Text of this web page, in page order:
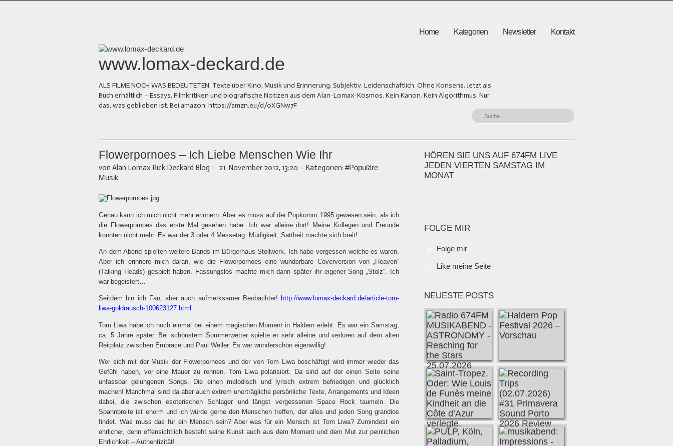
Home Kategorien Newsletter Kontakt
www.lomax-deckard.de
ALS FILME NOCH WAS BEDEUTETEN. Texte über Kino, Musik und Erinnerung. Subjektiv. Leidenschaftlich. Ohne Konsens. Jetzt als
Buch erhältlich – Essays, Filmkritiken und biografische Notizen aus dem Alan-Lomax-Kosmos. Kein Kanon. Kein Algorithmus. Nur
das, was geblieben ist. Bei amazon: https://amzn.eu/d/0XGNw7F
Flowerpornoes – Ich Liebe Menschen Wie Ihr
von Alan Lomax Rick Deckard Blog - 21. November 2012, 13:20 - Kategorien: #Populäre
Musik
Genau kann ich mich nicht mehr erinnern. Aber es muss auf der Popkomm 1995 gewesen sein, als ich
die Flowerpornoes das erste Mal gesehen habe. Ich war alleine dort! Meine Kollegen und Freunde
konnten nicht mehr. Es war der 3 oder 4 Messetag. Müdigkeit, Sattheit machte sich breit!
An dem Abend spielten weitere Bands im Bürgerhaus Stollwerk. Ich habe vergessen welche es waren.
Aber ich erinnere mich daran, wie die Flowerpornoes eine wunderbare Coverversion von „Heaven“
(Talking Heads) gespielt haben. Fassungslos machte mich dann später ihr eigener Song „Stolz“. Ich
war begeistert…
Seitdem bin ich Fan, aber auch aufmerksamer Beobachter! http://www.lomax-deckard.de/article-tom-
liwa-goldrausch-100623127.html
Tom Liwa habe ich noch einmal bei einem magischen Moment in Haldern erlebt. Es war ein Samstag,
ca. 5 Jahre später. Bei schönstem Sommerwetter spielte er sehr alleine und verloren auf dem alten
Reitplatz zwischen Embrace und Paul Weller. Es war wunderschön eigenwillig!
Wer sich mit der Musik der Flowerpornoes und der von Tom Liwa beschäftigt wird immer wieder das
Gefühl haben, vor eine Mauer zu rennen. Tom Liwa polarisiert. Da sind auf der einen Seite seine
unfassbar gelungenen Songs. Die einen melodisch und lyrisch extrem befriedigen und glücklich
machen! Manchmal sind da aber auch extrem unerträgliche persönliche Texte, Arrangements und Ideen
dabei, die zwischen esoterischen Schlager und längst vergessenen Space Rock taumeln. Die
Spannbreite ist enorm und ich würde gerne den Menschen treffen, der alles und jeden Song grandios
findet. Was muss das für ein Mensch sein? Aber was für ein Mensch ist Tom Liwa? Zumindest ein
ehrlicher, denn offensichtlich besteht seine Kunst auch aus dem Moment und dem Mut zur peinlichen
Ehrlichkeit – Authentizität!
HÖREN SIE UNS AUF 674FM LIVE
JEDEN VIERTEN SAMSTAG IM
MONAT
FOLGE MIR
Folge mir
Like meine Seite
NEUESTE POSTS